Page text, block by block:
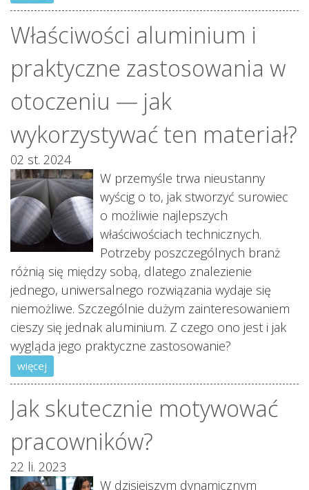
Właściwości aluminium i
praktyczne zastosowania w
otoczeniu — jak
wykorzystywać ten materiał?
02 st. 2024
W przemyśle trwa nieustanny
wyścig o to, jak stworzyć surowiec
o możliwie najlepszych
właściwościach technicznych.
Potrzeby poszczególnych branż
różnią się między sobą, dlatego znalezienie
jednego, uniwersalnego rozwiązania wydaje się
niemożliwe. Szczególnie dużym zainteresowaniem
cieszy się jednak aluminium. Z czego ono jest i jak
wygląda jego praktyczne zastosowanie?
więcej
Jak skutecznie motywować
pracowników?
22 li. 2023
W dzisiejszym dynamicznym